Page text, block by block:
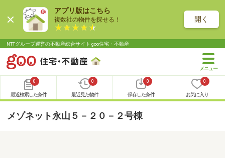
アプリ版はこちら
複数社の物件を探せる！ 開く
NTTグループ運営の不動産総合サイト goo住宅・不動産
0
最近検索した条件
0
最近見た物件
0
保存した条件
0
お気に入り
メゾネット永山５－２０－２号棟